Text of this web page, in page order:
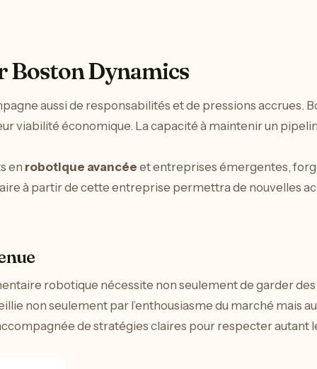
Boston Dynamics
aussi de responsabilités et de pressions
viabilité économique. La capacité à maintenir un
en robotique avancée et entreprises émergentes,
à partir de cette entreprise permettra de nouvelles
robotique nécessite non seulement de garder
non seulement par l’enthousiasme du marché mais
de stratégies claires pour respecter autant